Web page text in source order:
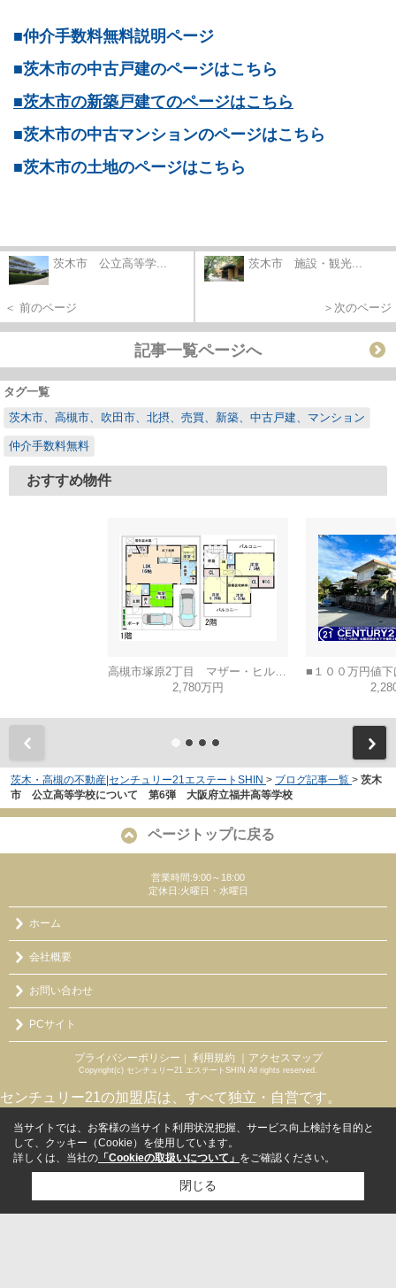
■仲介手数料無料説明ページ
■茨木市の中古戸建のページはこちら
■茨木市の新築戸建てのページはこちら
■茨木市の中古マンションのページはこちら
■茨木市の土地のページはこちら
茨木市 公立高等学...
＜ 前のページ
茨木市 施設・観光...
＞次のページ
記事一覧ページへ
タグ一覧
茨木市、高槻市、吹田市、北摂、売買、新築、中古戸建、マンション
仲介手数料無料
おすすめ物件
高槻市塚原2丁目 マザー・ヒルズ高槻
2,780万円
茨木・高槻の不動産|センチュリー21エステートSHIN > ブログ記事一覧 > 茨木
市 公立高等学校について 第6弾 大阪府立福井高等学校
ページトップに戻る
営業時間:9:00～18:00
定休日:火曜日・水曜日
ホーム
会社概要
お問い合わせ
PCサイト
プライバシーポリシー 利用規約 ｜アクセスマップ
Copyright(c) センチュリー21 エステートSHIN All rights reserved.
センチュリー21の加盟店は、すべて独立・自営です。
当サイトでは、お客様の当サイト利用状況把握、サービス向上検討を目的と
して、クッキー（Cookie）を使用しています。
詳しくは、当社の 「Cookieの取扱いについて」 をご確認ください。
閉じる